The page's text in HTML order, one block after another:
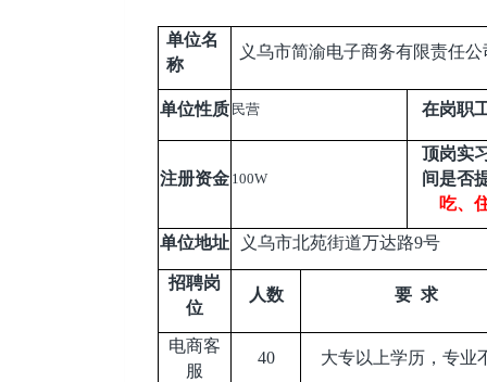
单位名
称
义乌市简渝电子商务有限责任公
单位性质 民营 在岗职
注册资金 100W
顶岗实
间是否
吃、
单位地址 义乌市北苑街道万达路9号
招聘岗
位
人数 要 求
电商客
服
40 大专以上学历，专业